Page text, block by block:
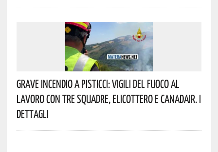
Grave Incendio A Pisticci: Vigili Del Fuoco Al
Lavoro Con Tre Squadre, Elicottero E Canadair. I
Dettagli